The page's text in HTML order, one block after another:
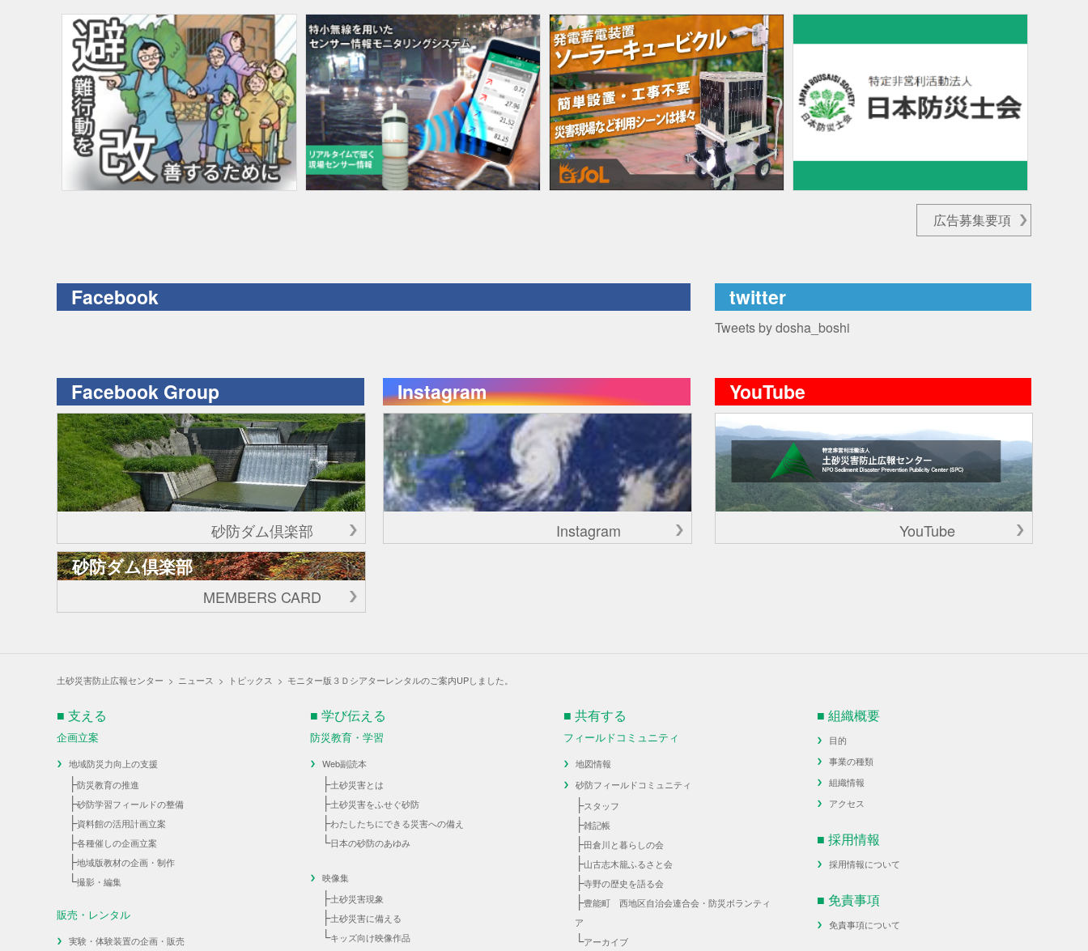
広告募集要項
Facebook twitter
Tweets by dosha_boshi
Facebook Group
砂防ダム倶楽部
砂防ダム倶楽部
MEMBERS CARD
Instagram
Instagram
YouTube
YouTube
土砂災害防止広報センター > ニュース > トピックス > モニター版３Ｄシアターレンタルのご案内UPしました。
■ 支える
企画立案
地域防災力向上の支援
├防災教育の推進
├砂防学習フィールドの整備
├資料館の活用計画立案
├各種催しの企画立案
├地域版教材の企画・制作
└撮影・編集
販売・レンタル
実験・体験装置の企画・販売
■ 学び伝える
防災教育・学習
Web副読本
├土砂災害とは
├土砂災害をふせぐ砂防
├わたしたちにできる災害への備え
└日本の砂防のあゆみ
映像集
├土砂災害現象
├土砂災害に備える
└キッズ向け映像作品
■ 共有する
フィールドコミュニティ
地図情報
砂防フィールドコミュニティ
├スタッフ
├雑記帳
├田倉川と暮らしの会
├山古志木籠ふるさと会
├寺野の歴史を語る会
├豊能町 西地区自治会連合会・防災ボランティ
ア
└アーカイブ
■ 組織概要
目的
事業の種類
組織情報
アクセス
■ 採用情報
採用情報について
■ 免責事項
免責事項について